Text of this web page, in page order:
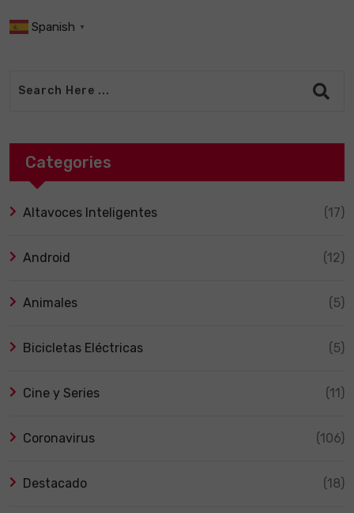
Spanish ▼
Categories
Altavoces Inteligentes (17)
Android (12)
Animales (5)
Bicicletas Eléctricas (5)
Cine y Series (11)
Coronavirus (106)
Destacado (18)